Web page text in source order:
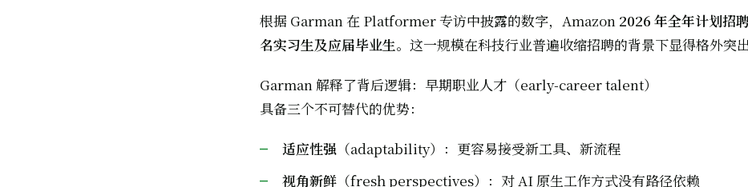
根据 Garman 在 Platformer 专访中披露的数字，Amazon 2026 年全年计划招
名实习生及应届毕业生。这一规模在科技行业普遍收缩招聘的背景下显得格外突出
Garman 解释了背后逻辑：早期职业人才（early-career talent）
具备三个不可替代的优势：
适应性强 （adaptability）：更容易接受新工具、新流程
视角新鲜 （fresh perspectives）：对 AI 原生工作方式没有路径依赖